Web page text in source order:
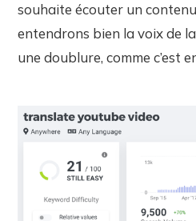
souhaite écouter un
entendrons bien la voix de
une doublure, comme c’est